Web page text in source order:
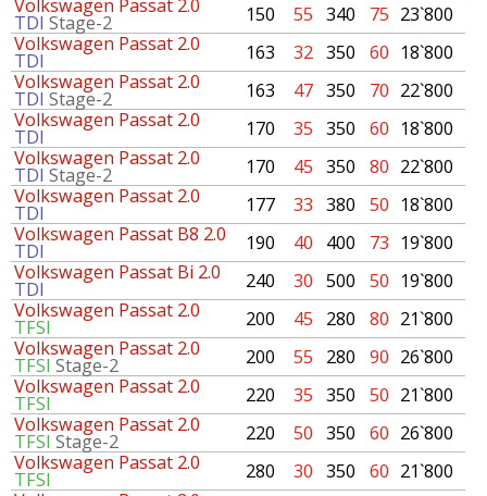
Volkswagen Passat 2.0
TDI Stage-2 150 55 340 75 23`800
Volkswagen Passat 2.0
TDI 163 32 350 60 18`800
Volkswagen Passat 2.0
TDI Stage-2 163 47 350 70 22`800
Volkswagen Passat 2.0
TDI 170 35 350 60 18`800
Volkswagen Passat 2.0
TDI Stage-2 170 45 350 80 22`800
Volkswagen Passat 2.0
TDI 177 33 380 50 18`800
Volkswagen Passat B8 2.0
TDI 190 40 400 73 19`800
Volkswagen Passat Bi 2.0
TDI 240 30 500 50 19`800
Volkswagen Passat 2.0
TFSI 200 45 280 80 21`800
Volkswagen Passat 2.0
TFSI Stage-2 200 55 280 90 26`800
Volkswagen Passat 2.0
TFSI 220 35 350 50 21`800
Volkswagen Passat 2.0
TFSI Stage-2 220 50 350 60 26`800
Volkswagen Passat 2.0
TFSI 280 30 350 60 21`800